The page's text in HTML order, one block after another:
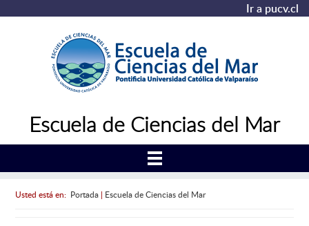
Ir a pucv.cl
Escuela de Ciencias del Mar
Usted está en: Portada| Escuela de Ciencias del Mar